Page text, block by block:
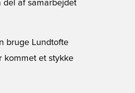
del af samarbejdet
bruge Lundtofte
kommet et stykke